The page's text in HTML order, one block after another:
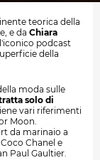
teorica della
e da Chiara
podcast
della
moda sulle
solo di
vari riferimenti
Moon.
da marinaio a
Chanel e
Paul Gaultier.